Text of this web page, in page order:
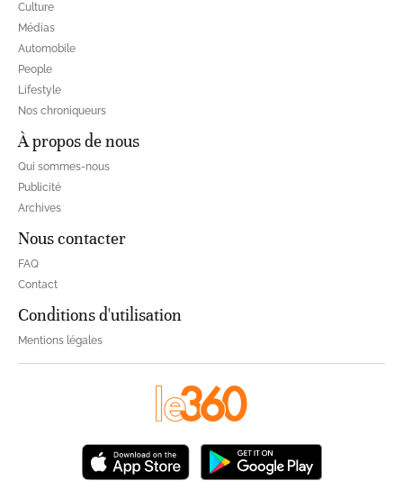
Culture
Médias
Automobile
People
Lifestyle
Nos chroniqueurs
À propos de nous
Qui sommes-nous
Publicité
Archives
Nous contacter
FAQ
Contact
Conditions d'utilisation
Mentions légales